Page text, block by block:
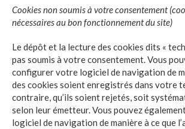
Cookies non soumis à votre consentement
nécessaires au bon fonctionnement du site)
Le dépôt et la lecture des cookies dits «
pas soumis à votre consentement. Vous
configurer votre logiciel de navigation de
des cookies soient enregistrés dans votre
contraire, qu’ils soient rejetés, soit
selon leur émetteur. Vous pouvez
logiciel de navigation de manière à ce que